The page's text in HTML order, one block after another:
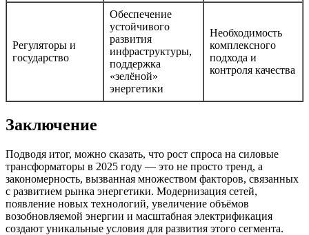
Регуляторы и
государство
Обеспечение
устойчивого
развития
инфраструктуры,
поддержка
«зелёной»
энергетики
Необходимость
комплексного
подхода и
контроля качества
Заключение
Подводя итог, можно сказать, что рост спроса на силовые
трансформаторы в 2025 году — это не просто тренд, а
закономерность, вызванная множеством факторов, связанных
с развитием рынка энергетики. Модернизация сетей,
появление новых технологий, увеличение объёмов
возобновляемой энергии и масштабная электрификация
создают уникальные условия для развития этого сегмента.